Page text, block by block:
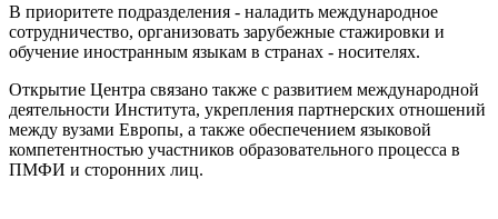
В приоритете подразделения - наладить международное
сотрудничество, организовать зарубежные стажировки и
обучение иностранным языкам в странах - носителях.
Открытие Центра связано также с развитием международной
деятельности Института, укрепления партнерских отношений
между вузами Европы, а также обеспечением языковой
компетентностью участников образовательного процесса в
ПМФИ и сторонних лиц.